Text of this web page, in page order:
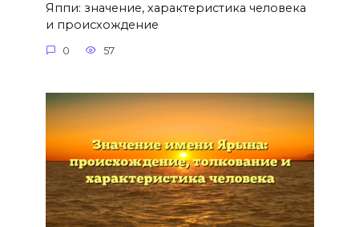
Яппи: значение, характеристика человека
и происхождение
0 57